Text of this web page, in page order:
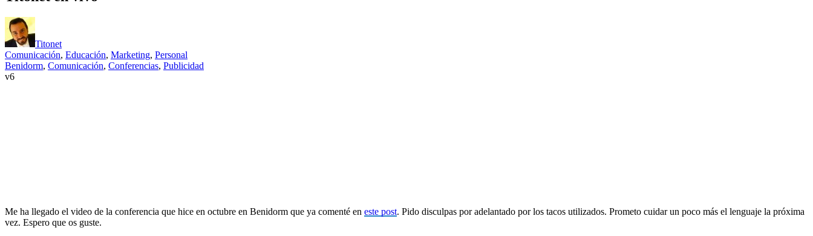
Titonet
Comunicación, Educación, Marketing, Personal
Benidorm, Comunicación, Conferencias, Publicidad
6
Me ha llegado el video de la conferencia que hice en octubre en Benidorm que ya comenté en este post. Pido disculpas por adelantado por los tacos utilizados. Prometo cuidar un poco más el lenguaje la próxima
vez. Espero que os guste.